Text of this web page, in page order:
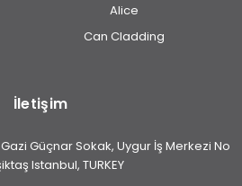
Alice
Can Cladding
İletişim
Güçnar Sokak, Uygur İş Merkezi No
Istanbul, TURKEY